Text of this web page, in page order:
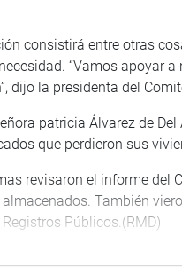
consistirá entre otras
“Vamos apoyar
dijo la presidenta del
patricia Álvarez de
que perdieron sus
revisaron el informe del
También
Públicos.(RMD)